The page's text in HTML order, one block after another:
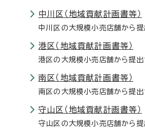
中川区（地域貢献計画書等）
中川区の大規模小売店舗から提
港区（地域貢献計画書等）
港区の大規模小売店舗から提出
南区（地域貢献計画書等）
南区の大規模小売店舗から提出
守山区（地域貢献計画書等）
守山区の大規模小売店舗から提